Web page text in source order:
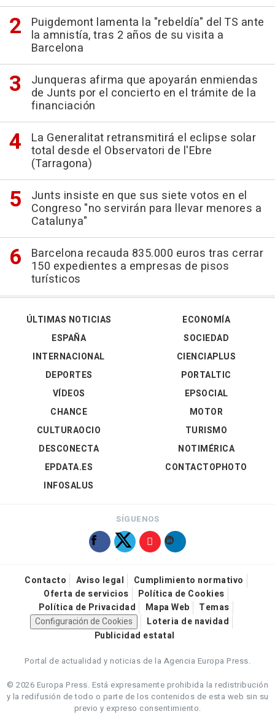
Puigdemont lamenta la "rebeldía" del TS ante
la amnistía, tras 2 años de su visita a
Barcelona
Junqueras afirma que apoyarán enmiendas
de Junts por el concierto en el trámite de la
financiación
La Generalitat retransmitirá el eclipse solar
total desde el Observatori de l'Ebre
(Tarragona)
Junts insiste en que sus siete votos en el
Congreso "no servirán para llevar menores a
Catalunya"
Barcelona recauda 835.000 euros tras cerrar
150 expedientes a empresas de pisos
turísticos
ÚLTIMAS NOTICIAS
ESPAÑA
INTERNACIONAL
DEPORTES
VÍDEOS
ECONOMÍA
SOCIEDAD
CIENCIAPLUS
PORTALTIC
EPSOCIAL
CHANCE
CULTURAOCIO
DESCONECTA
EPDATA.ES
INFOSALUS
MOTOR
TURISMO
NOTIMÉRICA
CONTACTOPHOTO
SÍGUENOS
Contacto Aviso legal
Cumplimiento normativo
Oferta de servicios
Política de Cookies
Política de Privacidad
Mapa Web
Temas
Configuración de Cookies
Loteria de navidad
Publicidad estatal
Portal de actualidad y noticias de la Agencia Europa Press.
© 2026 Europa Press. Está expresamente prohibida la redistribución
y la redifusión de todo o parte de los contenidos de esta web sin su
previo y expreso consentimiento.